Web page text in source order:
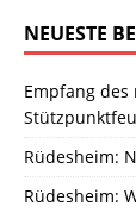
NEUESTE
Empfang
Rüdesheim:
Rüdesheim: